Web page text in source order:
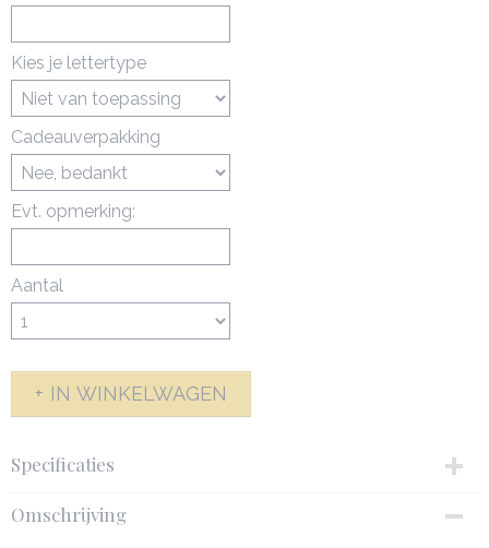
Kies je lettertype
Cadeauverpakking
Evt. opmerking:
Aantal
IN WINKELWAGEN
Specificaties
Productcode
142583-6891
Omschrijving